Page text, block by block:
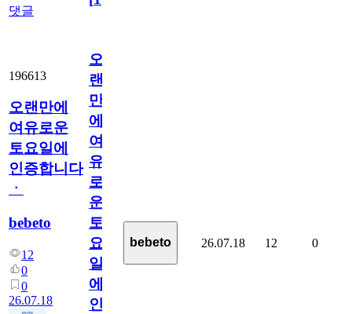
댓글
196613
오랜만에
여유로운
토요일에
인증합니다
ㆍ
bebeto
12
0
0
26.07.18
오
랜
만
에
여
유
로
운
토
요
일
에
인
bebeto 26.07.18 12 0